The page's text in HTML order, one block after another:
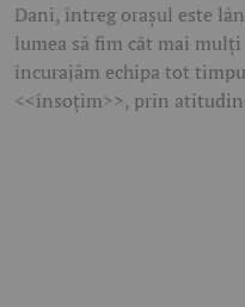
Dani, întreg orașul este
lumea să fim cât mai
încurajăm echipa tot
<<însoțim>>, prin